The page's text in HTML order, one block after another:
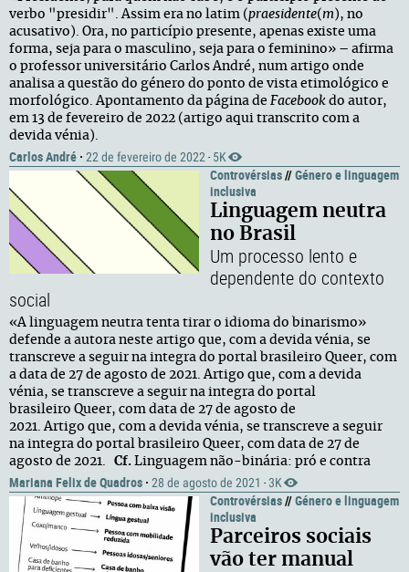
verbo "presidir". Assim era no latim (praesidente(m), no
acusativo). Ora, no particípio presente, apenas existe uma
forma, seja para o masculino, seja para o feminino» – afirma
o professor universitário Carlos André, num artigo onde
analisa a questão do género do ponto de vista etimológico e
morfológico. Apontamento da página de Facebook do autor,
em 13 de fevereiro de 2022 (artigo aqui transcrito com a
devida vénia).
Carlos André · 22 de fevereiro de 2022 · 5K
Controvérsias//Género e linguagem
inclusiva
Linguagem neutra
no Brasil
Um processo lento e
dependente do contexto
social
«A linguagem neutra tenta tirar o idioma do binarismo»
defende a autora neste artigo que, com a devida vénia, se
transcreve a seguir na integra do portal brasileiro Queer, com
a data de 27 de agosto de 2021. Artigo que, com a devida
vénia, se transcreve a seguir na integra do portal
brasileiro Queer, com data de 27 de agosto de
2021. Artigo que, com a devida vénia, se transcreve a seguir
na integra do portal brasileiro Queer, com data de 27 de
agosto de 2021. Cf. Linguagem não-binária: pró e contra
Mariana Felix de Quadros · 28 de agosto de 2021 · 3K
Controvérsias//Género e linguagem
inclusiva
Parceiros sociais
vão ter manual